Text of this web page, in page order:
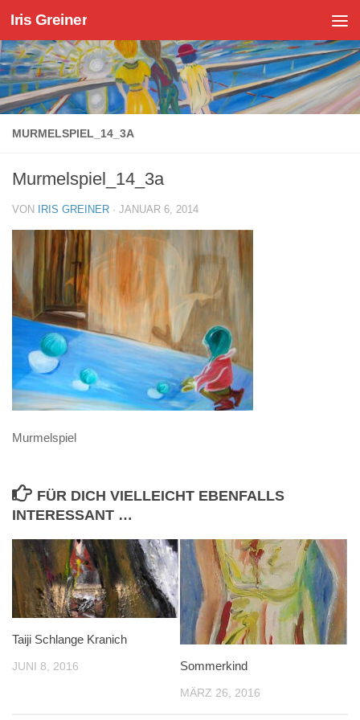
Zum Inhalt springen
Iris Greiner
MURMELSPIEL_14_3A
Murmelspiel_14_3a
VON IRIS GREINER · JANUAR 6, 2014
Murmelspiel
FÜR DICH VIELLEICHT EBENFALLS
INTERESSANT …
Taiji Schlange Kranich
JUNI 8, 2016 Sommerkind
MÄRZ 26, 2016